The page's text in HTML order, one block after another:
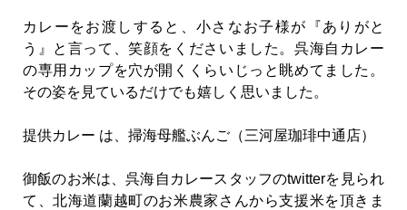
カレーをお渡しすると、小さなお子様が『ありがと
う』と言って、笑顔をくださいました。呉海自カレー
の専用カップを穴が開くくらいじっと眺めてました。
その姿を見ているだけでも嬉しく思いました。
提供カレー は、掃海母艦ぶんご（三河屋珈琲中通店）
御飯のお米は、呉海自カレースタッフのtwitterを見られ
て、北海道蘭越町のお米農家さんから支援米を頂きま